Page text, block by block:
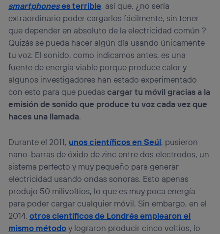
smartphoneses terrible, así que, ¿no sería
extraordinario poder cargarlos fácilmente, sin tener
que depender en absoluto de la electricidad común ?
Quizás se pueda hacer algún día usando únicamente
tu voz. El sonido, como indicamos antes, es una
fuente de energía viable porque produce calor y
algunos investigadores han estado experimentado
con esto para que puedascargar tu móvil gracias a la
emisión de sonido que produce tu voz cada vez que
haces una llamada.
Durante el 2011, unos científicos en Seúl, pusieron
nano-barras de óxido de zinc entre dos electrodos, un
sistema perfecto y muy pequeño para generar
electricidad usando ondas sonoras. Esto apenas
produjo 50 milivoltios, lo que es muy poca energía
para poder cargar cualquier móvil. Sin embargo, en el
2014,otros científicos de Londrés emplearon el
mismo métodoy lograron producir cinco voltios, lo